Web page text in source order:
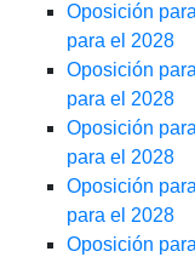
Oposición
para el 2028
Oposición
para el 2028
Oposición
para el 2028
Oposición
para el 2028
Oposición